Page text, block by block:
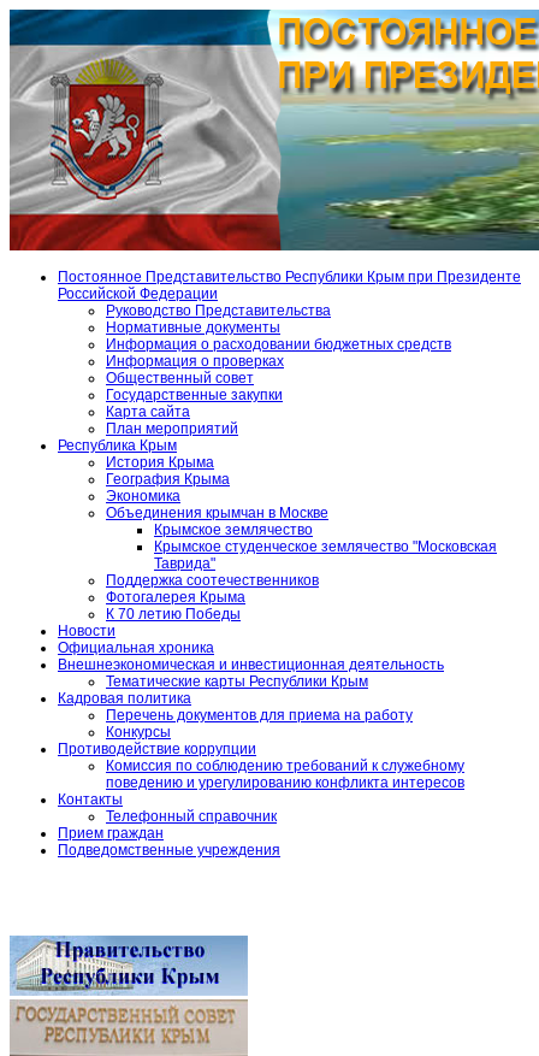
Постоянное Представительство Республики Крым при Президенте
Российской Федерации
Руководство Представительства
Нормативные документы
Информация о расходовании бюджетных средств
Информация о проверках
Общественный совет
Государственные закупки
Карта сайта
План мероприятий
Республика Крым
История Крыма
География Крыма
Экономика
Объединения крымчан в Москве
Крымское землячество
Крымское студенческое землячество "Московская
Таврида"
Поддержка соотечественников
Фотогалерея Крыма
К 70 летию Победы
Новости
Официальная хроника
Внешнеэкономическая и инвестиционная деятельность
Тематические карты Республики Крым
Кадровая политика
Перечень документов для приема на работу
Конкурсы
Противодействие коррупции
Комиссия по соблюдению требований к служебному
поведению и урегулированию конфликта интересов
Контакты
Телефонный справочник
Прием граждан
Подведомственные учреждения